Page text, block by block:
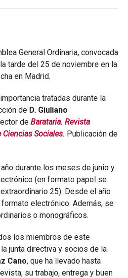
General Ordinaria, convocada
tarde del 25 de noviembre en la
en Madrid.
tratadas durante la
de D. Giuliano
de Βarataria. Revista
Ciencias Sociales. Publicación de
durante los meses de junio y
(en formato papel se
25). Desde el año
electrónico. Además, se
o monográficos.
los miembros de este
junta directiva y socios de la
Cano, que ha llevado hasta
su trabajo, entrega y buen